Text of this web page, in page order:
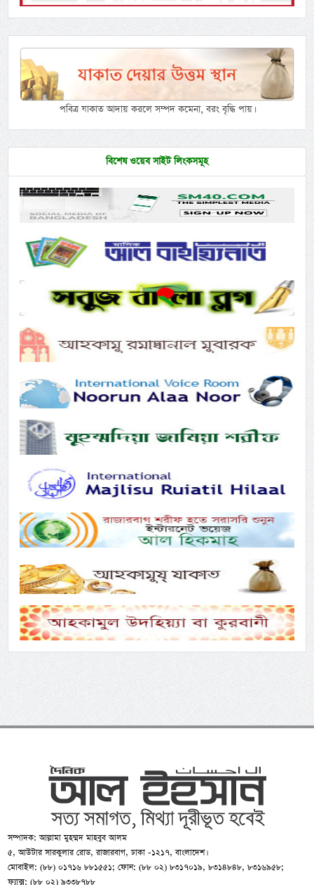
পবিত্র যাকাত আদায় করলে সম্পদ কমেনা, বরং বৃদ্ধি পায়।
বিশেষ ওয়েব সাইট লিংকসমূহ
সম্পাদক: আল্লামা মুহম্মদ মাহবুব আলম
৫, আউটার সারকুলার রোড, রাজারবাগ, ঢাকা -১২১৭, বাংলাদেশ।
মোবাইল: (৮৮) ০১৭১৬ ৮৮১৫৫১; ফোন: (৮৮ ০২) ৮৩১৭০১৯, ৮৩১৪৮৪৮, ৮৩১৬৯৫৮;
ফ্যাক্স: (৮৮ ০২) ৯৩৩৮৭৮৮